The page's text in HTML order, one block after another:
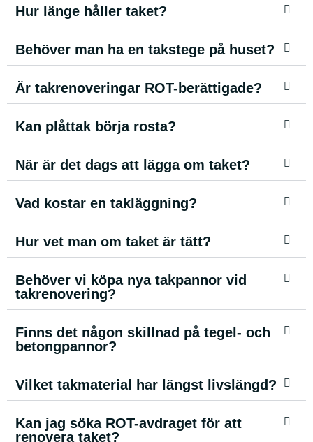
Hur länge håller taket?
Behöver man ha en takstege på huset?
Är takrenoveringar ROT-berättigade?
Kan plåttak börja rosta?
När är det dags att lägga om taket?
Vad kostar en takläggning?
Hur vet man om taket är tätt?
Behöver vi köpa nya takpannor vid
takrenovering?
Finns det någon skillnad på tegel- och
betongpannor?
Vilket takmaterial har längst livslängd?
Kan jag söka ROT-avdraget för att
renovera taket?